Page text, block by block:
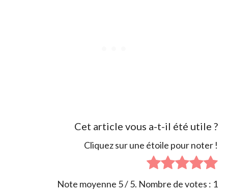
Cet article vous a-t-il été utile ?
Cliquez sur une étoile pour noter !
Note moyenne 5/ 5. Nombre de votes : 1